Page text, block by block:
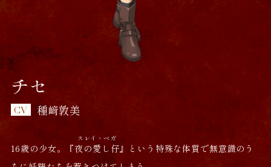
チセ
種﨑敦美
16歳の少女。『夜の愛し仔
スレイ・ベガ
』という特殊な体質で無意識のう